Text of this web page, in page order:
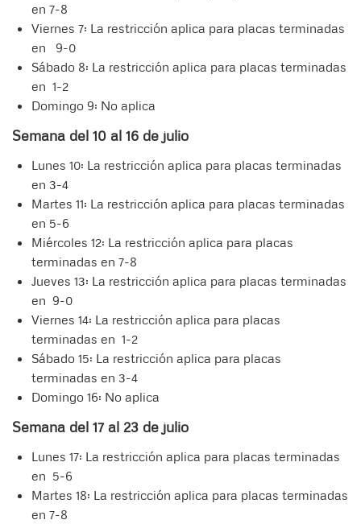
en 7-8
Viernes 7: La restricción aplica para placas terminadas
en 9-0
Sábado 8: La restricción aplica para placas terminadas
en 1-2
Domingo 9: No aplica
Semana del 10 al 16 de julio
Lunes 10: La restricción aplica para placas terminadas
en 3-4
Martes 11: La restricción aplica para placas terminadas
en 5-6
Miércoles 12: La restricción aplica para placas
terminadas en 7-8
Jueves 13: La restricción aplica para placas terminadas
en 9-0
Viernes 14: La restricción aplica para placas
terminadas en 1-2
Sábado 15: La restricción aplica para placas
terminadas en 3-4
Domingo 16: No aplica
Semana del 17 al 23 de julio
Lunes 17: La restricción aplica para placas terminadas
en 5-6
Martes 18: La restricción aplica para placas terminadas
en 7-8